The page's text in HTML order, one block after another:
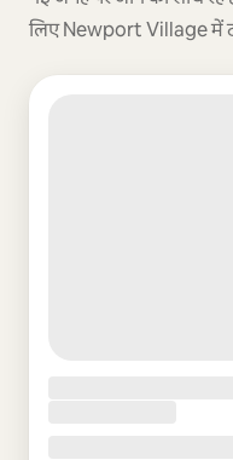
लिए Newport Village में